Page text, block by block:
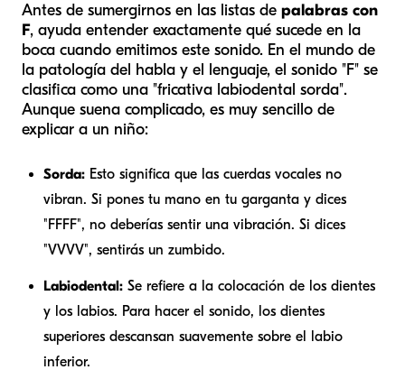
Antes de sumergirnos en las listas de palabras con
F, ayuda entender exactamente qué sucede en la
boca cuando emitimos este sonido. En el mundo de
la patología del habla y el lenguaje, el sonido "F" se
clasifica como una "fricativa labiodental sorda".
Aunque suena complicado, es muy sencillo de
explicar a un niño:
Sorda: Esto significa que las cuerdas vocales no
vibran. Si pones tu mano en tu garganta y dices
"FFFF", no deberías sentir una vibración. Si dices
"VVVV", sentirás un zumbido.
Labiodental: Se refiere a la colocación de los dientes
y los labios. Para hacer el sonido, los dientes
superiores descansan suavemente sobre el labio
inferior.